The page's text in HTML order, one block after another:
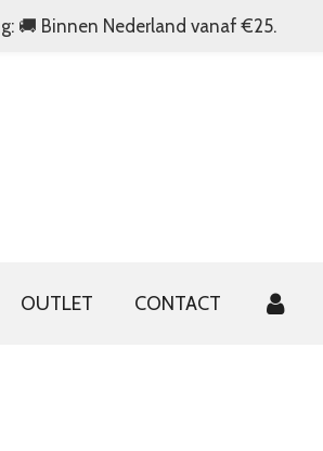
🚚 Binnen Nederland vanaf €25.
OUTLET CONTACT